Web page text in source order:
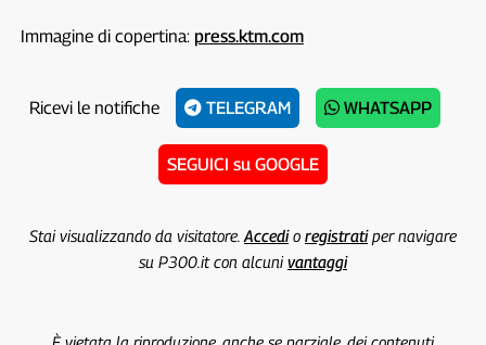
Immagine di copertina: press.ktm.com
Ricevi le notifiche TELEGRAM WHATSAPP
SEGUICI su GOOGLE
Stai visualizzando da visitatore. Accedio registratiper navigare
su P300.it con alcunivantaggi